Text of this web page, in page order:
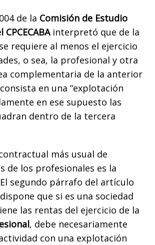
de la Comisión de Estudio
interpretó que de la
requiere al menos el ejercicio
o sea, la profesional y otra
complementaria de la anterior
en una “explotación
en ese supuesto las
dentro de la tercera
más usual de
de los profesionales es la
segundo párrafo del artículo
que si es una sociedad
las rentas del ejercicio de la
, debe necesariamente
con una explotación